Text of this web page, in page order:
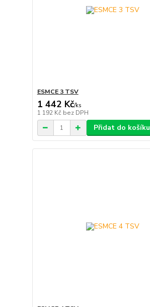
ESMCE 3 TSV
1 442 Kč/ks
1 192 Kč bez DPH
Přidat do košíku